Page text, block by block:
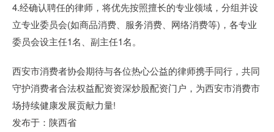
4.经确认聘任的律师，将优先按照擅长的专业领域，分组并设
立专业委员会(如商品消费、服务消费、网络消费等)，各专业
委员会设主任1名、副主任1名。
西安市消费者协会期待与各位热心公益的律师携手同行，共同
守护消费者合法权益配资资深炒股配资门户，为西安市消费市
场持续健康发展贡献力量!
发布于：陕西省